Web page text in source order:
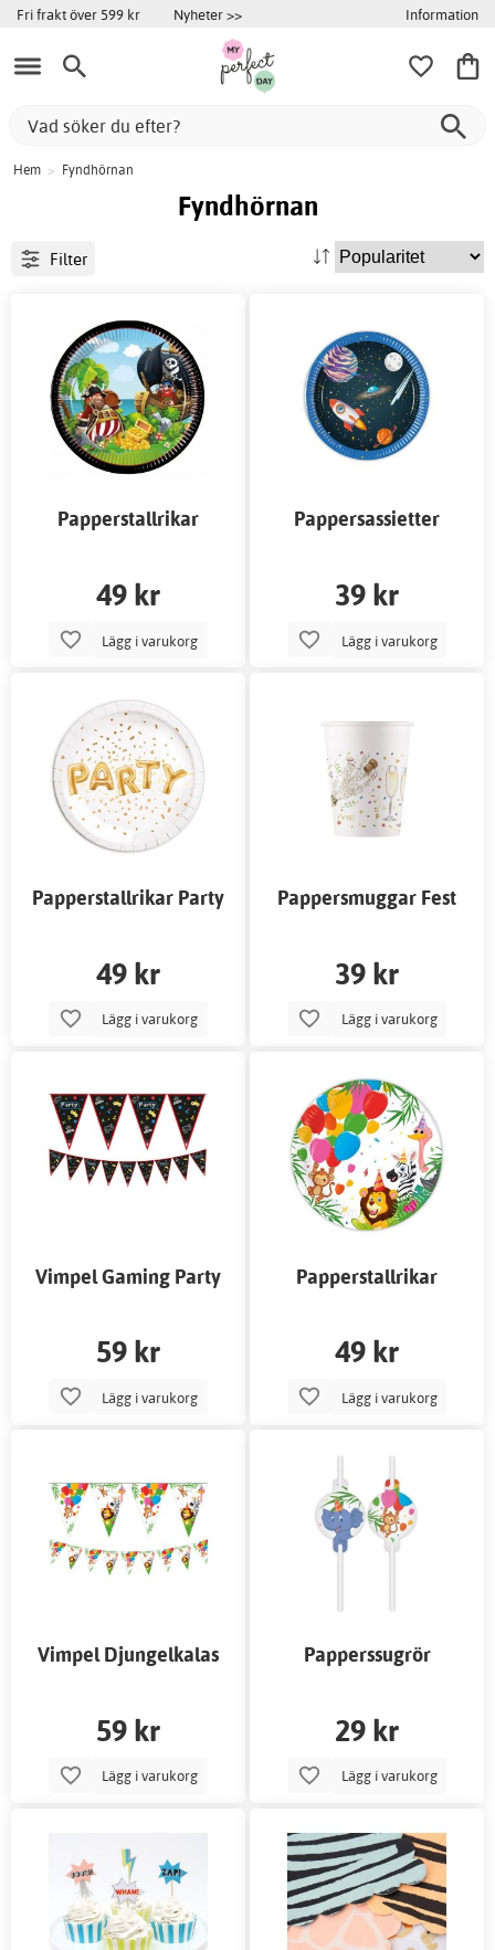
Fri frakt över 599 kr Nyheter >> Information
Hem > Fyndhörnan
Fyndhörnan
Filter
Papperstallrikar
49 kr
Lägg i varukorg
Pappersassietter
39 kr
Lägg i varukorg
Papperstallrikar Party
49 kr
Lägg i varukorg
Pappersmuggar Fest
39 kr
Lägg i varukorg
Vimpel Gaming Party
59 kr
Lägg i varukorg
Papperstallrikar
49 kr
Lägg i varukorg
Vimpel Djungelkalas
59 kr
Lägg i varukorg
Papperssugrör
29 kr
Lägg i varukorg